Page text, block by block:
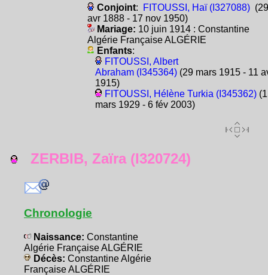
Conjoint: FITOUSSI, Haï (I327088)(29
avr 1888 - 17 nov 1950)
Mariage: 10 juin 1914 : Constantine
Algérie Française ALGÉRIE
Enfants:
FITOUSSI, Albert
Abraham (I345364)(29 mars 1915 - 11
1915)
FITOUSSI, Hélène Turkia (I345362)
mars 1929 - 6 fév 2003)
ZERBIB, Zaïra (I320724)
Chronologie
Naissance: Constantine
Algérie Française ALGÉRIE
Décès: Constantine Algérie
Française ALGÉRIE